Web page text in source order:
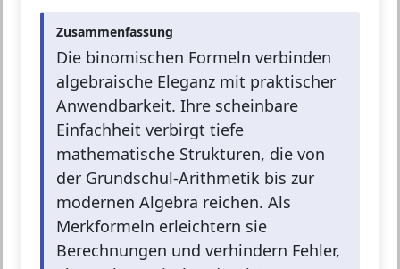
Zusammenfassung
Die binomischen Formeln verbinden
algebraische Eleganz mit praktischer
Anwendbarkeit. Ihre scheinbare
Einfachheit verbirgt tiefe
mathematische Strukturen, die von
der Grundschul-Arithmetik bis zur
modernen Algebra reichen. Als
Merkformeln erleichtern sie
Berechnungen und verhindern Fehler,